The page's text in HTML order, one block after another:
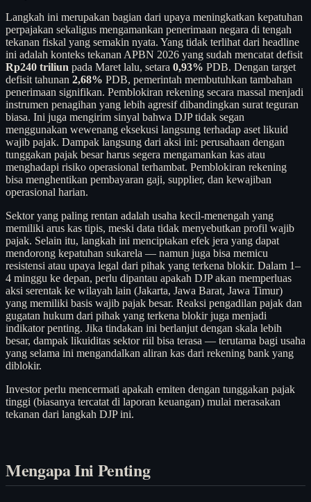
Langkah ini merupakan bagian dari upaya meningkatkan kepatuhan
perpajakan sekaligus mengamankan penerimaan negara di tengah
tekanan fiskal yang semakin nyata. Yang tidak terlihat dari headline
ini adalah konteks tekanan APBN 2026 yang sudah mencatat defisit
Rp240 triliun pada Maret lalu, setara 0,93% PDB. Dengan target
defisit tahunan 2,68% PDB, pemerintah membutuhkan tambahan
penerimaan signifikan. Pemblokiran rekening secara massal menjadi
instrumen penagihan yang lebih agresif dibandingkan surat teguran
biasa. Ini juga mengirim sinyal bahwa DJP tidak segan
menggunakan wewenang eksekusi langsung terhadap aset likuid
wajib pajak. Dampak langsung dari aksi ini: perusahaan dengan
tunggakan pajak besar harus segera mengamankan kas atau
menghadapi risiko operasional terhambat. Pemblokiran rekening
bisa menghentikan pembayaran gaji, supplier, dan kewajiban
operasional harian.
Sektor yang paling rentan adalah usaha kecil-menengah yang
memiliki arus kas tipis, meski data tidak menyebutkan profil wajib
pajak. Selain itu, langkah ini menciptakan efek jera yang dapat
mendorong kepatuhan sukarela — namun juga bisa memicu
resistensi atau upaya legal dari pihak yang terkena blokir. Dalam 1–
4 minggu ke depan, perlu dipantau apakah DJP akan memperluas
aksi serentak ke wilayah lain (Jakarta, Jawa Barat, Jawa Timur)
yang memiliki basis wajib pajak besar. Reaksi pengadilan pajak dan
gugatan hukum dari pihak yang terkena blokir juga menjadi
indikator penting. Jika tindakan ini berlanjut dengan skala lebih
besar, dampak likuiditas sektor riil bisa terasa — terutama bagi usaha
yang selama ini mengandalkan aliran kas dari rekening bank yang
diblokir.
Investor perlu mencermati apakah emiten dengan tunggakan pajak
tinggi (biasanya tercatat di laporan keuangan) mulai merasakan
tekanan dari langkah DJP ini.
Mengapa Ini Penting